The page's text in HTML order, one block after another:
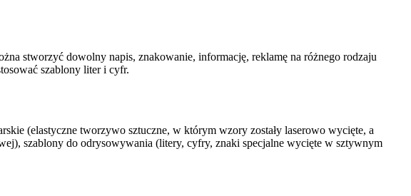
stworzyć dowolny napis, znakowanie, informację, reklamę na różnego rodzaju
szablony liter i cyfr.
(elastyczne tworzywo sztuczne, w którym wzory zostały laserowo wycięte, a
szablony do odrysowywania (litery, cyfry, znaki specjalne wycięte w sztywnym